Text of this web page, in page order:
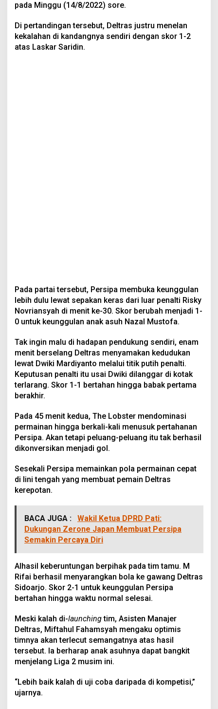
pada Minggu (14/8/2022) sore.
Di pertandingan tersebut, Deltras justru menelan
kekalahan di kandangnya sendiri dengan skor 1-2
atas Laskar Saridin.
Pada partai tersebut, Persipa membuka keunggulan
lebih dulu lewat sepakan keras dari luar penalti Risky
Novriansyah di menit ke-30. Skor berubah menjadi 1-
0 untuk keunggulan anak asuh Nazal Mustofa.
Tak ingin malu di hadapan pendukung sendiri, enam
menit berselang Deltras menyamakan kedudukan
lewat Dwiki Mardiyanto melalui titik putih penalti.
Keputusan penalti itu usai Dwiki dilanggar di kotak
terlarang. Skor 1-1 bertahan hingga babak pertama
berakhir.
Pada 45 menit kedua, The Lobster mendominasi
permainan hingga berkali-kali menusuk pertahanan
Persipa. Akan tetapi peluang-peluang itu tak berhasil
dikonversikan menjadi gol.
Sesekali Persipa memainkan pola permainan cepat
di lini tengah yang membuat pemain Deltras
kerepotan.
BACA JUGA :
Wakil Ketua DPRD Pati:
Dukungan Zerone Japan Membuat Persipa
Semakin Percaya Diri
Alhasil keberuntungan berpihak pada tim tamu. M
Rifai berhasil menyarangkan bola ke gawang Deltras
Sidoarjo. Skor 2-1 untuk keunggulan Persipa
bertahan hingga waktu normal selesai.
Meski kalah di-launchingtim, Asisten Manajer
Deltras, Miftahul Fahamsyah mengaku optimis
timnya akan terlecut semangatnya atas hasil
tersebut. Ia berharap anak asuhnya dapat bangkit
menjelang Liga 2 musim ini.
“Lebih baik kalah di uji coba daripada di kompetisi,”
ujarnya.